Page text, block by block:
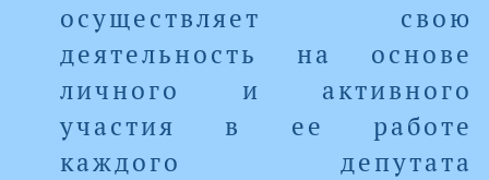
осуществляет свою
деятельность на основе
личного и активного
участия в ее работе
каждого депутата